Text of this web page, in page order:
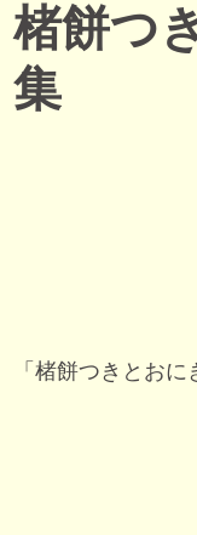
楮餅つ
集
「楮餅つきとお